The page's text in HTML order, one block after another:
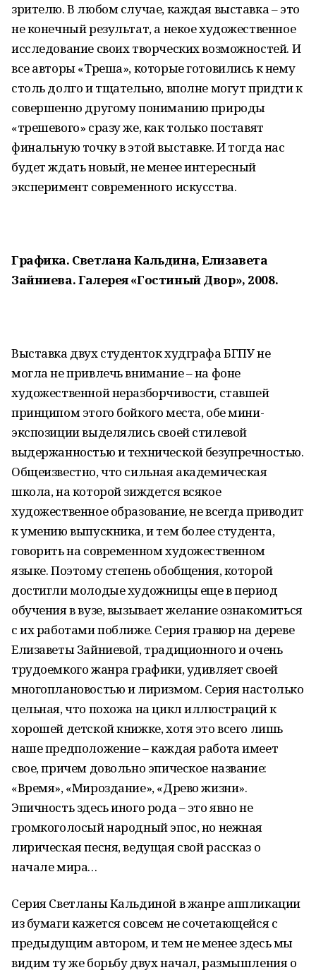
зрителю. В любом случае, каждая выставка – это
не конечный результат, а некое художественное
исследование своих творческих возможностей. И
все авторы «Треша», которые готовились к нему
столь долго и тщательно, вполне могут придти к
совершенно другому пониманию природы
«трешевого» сразу же, как только поставят
финальную точку в этой выставке. И тогда нас
будет ждать новый, не менее интересный
эксперимент современного искусства.
Графика. Светлана Кальдина, Елизавета
Зайниева. Галерея «Гостиный Двор», 2008.
Выставка двух студенток худграфа БГПУ не
могла не привлечь внимание – на фоне
художественной неразборчивости, ставшей
принципом этого бойкого места, обе мини-
экспозиции выделялись своей стилевой
выдержанностью и технической безупречностью.
Общеизвестно, что сильная академическая
школа, на которой зиждется всякое
художественное образование, не всегда приводит
к умению выпускника, и тем более студента,
говорить на современном художественном
языке. Поэтому степень обобщения, которой
достигли молодые художницы еще в период
обучения в вузе, вызывает желание ознакомиться
с их работами поближе. Серия гравюр на дереве
Елизаветы Зайниевой, традиционного и очень
трудоемкого жанра графики, удивляет своей
многоплановостью и лиризмом. Серия настолько
цельная, что похожа на цикл иллюстраций к
хорошей детской книжке, хотя это всего лишь
наше предположение – каждая работа имеет
свое, причем довольно эпическое название:
«Время», «Мироздание», «Древо жизни».
Эпичность здесь иного рода – это явно не
громкоголосый народный эпос, но нежная
лирическая песня, ведущая свой рассказ о
начале мира…
Серия Светланы Кальдиной в жанре аппликации
из бумаги кажется совсем не сочетающейся с
предыдущим автором, и тем не менее здесь мы
видим ту же борьбу двух начал, размышления о